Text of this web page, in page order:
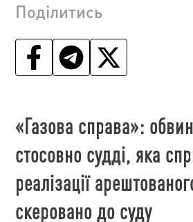
Поділитись
«Газова справа»:
стосовно судді, яка
реалізації
скеровано до суду